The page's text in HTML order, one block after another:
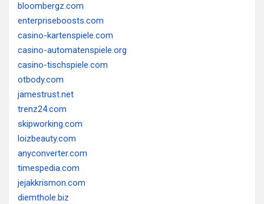
bloombergz.com
enterpriseboosts.com
casino-kartenspiele.com
casino-automatenspiele.org
casino-tischspiele.com
otbody.com
jamestrust.net
trenz24.com
skipworking.com
loizbeauty.com
anyconverter.com
timespedia.com
jejakkrismon.com
diemthole.biz